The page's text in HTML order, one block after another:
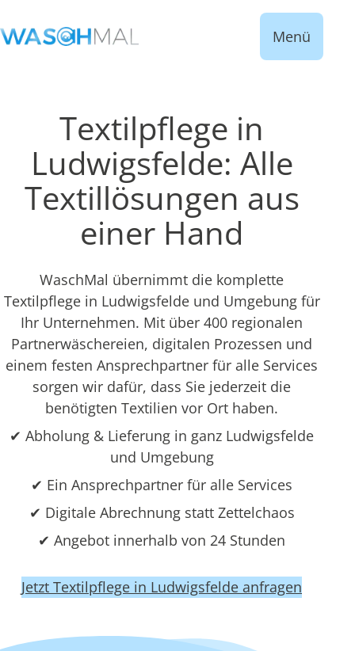
Menü
Textilpflege in
Ludwigsfelde: Alle
Textillösungen aus
einer Hand
WaschMal übernimmt die komplette
Textilpflege in Ludwigsfelde und Umgebung für
Ihr Unternehmen. Mit über 400 regionalen
Partnerwäschereien, digitalen Prozessen und
einem festen Ansprechpartner für alle Services
sorgen wir dafür, dass Sie jederzeit die
benötigten Textilien vor Ort haben.
✔ Abholung & Lieferung in ganz Ludwigsfelde
und Umgebung
✔ Ein Ansprechpartner für alle Services
✔ Digitale Abrechnung statt Zettelchaos
✔ Angebot innerhalb von 24 Stunden
Jetzt Textilpflege in Ludwigsfelde anfragen